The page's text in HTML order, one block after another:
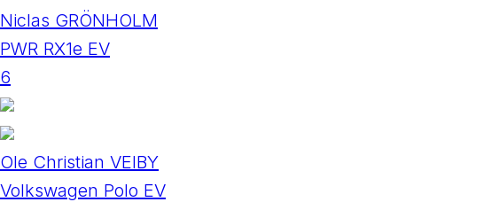
Niclas GRÖNHOLM
PWR RX1e EV
6
Ole Christian VEIBY
Volkswagen Polo EV